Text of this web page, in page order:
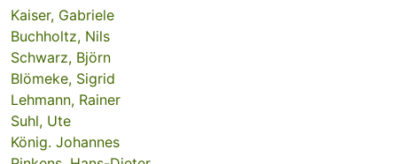
Kaiser, Gabriele
Buchholtz, Nils
Schwarz, Björn
Blömeke, Sigrid
Lehmann, Rainer
Suhl, Ute
König. Johannes